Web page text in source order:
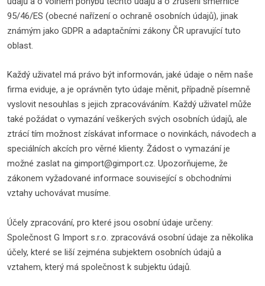
95/46/ES (obecné nařízení o ochraně osobních údajů), jinak
známým jako GDPR a adaptačními zákony ČR upravující tuto
oblast.
Každý uživatel má právo být informován, jaké údaje o něm naše
firma eviduje, a je oprávněn tyto údaje měnit, případně písemně
vyslovit nesouhlas s jejich zpracováváním. Každý uživatel může
také požádat o vymazání veškerých svých osobních údajů, ale
ztrácí tím možnost získávat informace o novinkách, návodech a
speciálních akcích pro věrné klienty. Žádost o vymazání je
možné zaslat na gimport@gimport.cz. Upozorňujeme, že
zákonem vyžadované informace související s obchodními
vztahy uchovávat musíme.
Účely zpracování, pro které jsou osobní údaje určeny:
Společnost G Import s.r.o. zpracovává osobní údaje za několika
účely, které se liší zejména subjektem osobních údajů a
vztahem, který má společnost k subjektu údajů.